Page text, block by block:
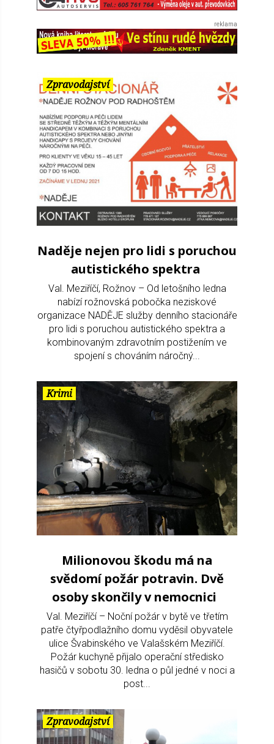
Zpravodajství
Naděje nejen pro lidi s poruchou
autistického spektra
Val. Meziříčí, Rožnov – Od letošního ledna
nabízí rožnovská pobočka neziskové
organizace NADĚJE služby denního stacionáře
pro lidi s poruchou autistického spektra a
kombinovaným zdravotním postižením ve
spojení s chováním náročný...
Krimi
Milionovou škodu má na
svědomí požár potravin. Dvě
osoby skončily v nemocnici
Val. Meziříčí – Noční požár v bytě ve třetím
patře čtyřpodlažního domu vyděsil obyvatele
ulice Švabinského ve Valašském Meziříčí.
Požár kuchyně přijalo operační středisko
hasičů v sobotu 30. ledna o půl jedné v noci a
post...
Zpravodajství